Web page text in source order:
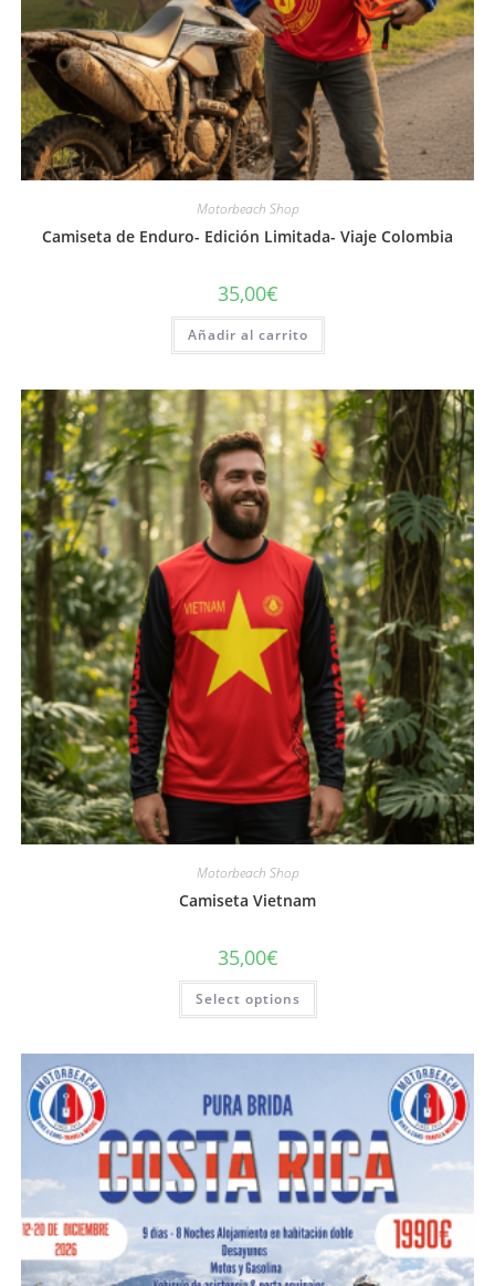
Motorbeach Shop
Camiseta de Enduro- Edición Limitada- Viaje Colombia
35,00€
Añadir al carrito
Motorbeach Shop
Camiseta Vietnam
35,00€
Select options